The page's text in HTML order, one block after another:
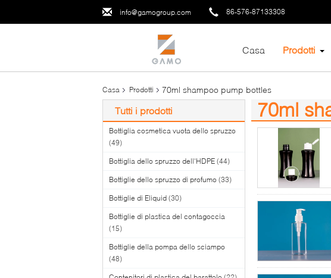
info@gamogroup.com 86-576-87133308
Casa Prodotti
Casa Prodotti 70ml shampoo pump bottles
Tutti i prodotti
Bottiglia cosmetica vuota dello spruzzo
(49)
Bottiglia dello spruzzo dell'HDPE (44)
Bottiglie dello spruzzo di profumo (33)
Bottiglie di Eliquid (30)
Bottiglie di plastica del contagoccia
(15)
Bottiglie della pompa dello sciampo
(48)
70ml
(3)